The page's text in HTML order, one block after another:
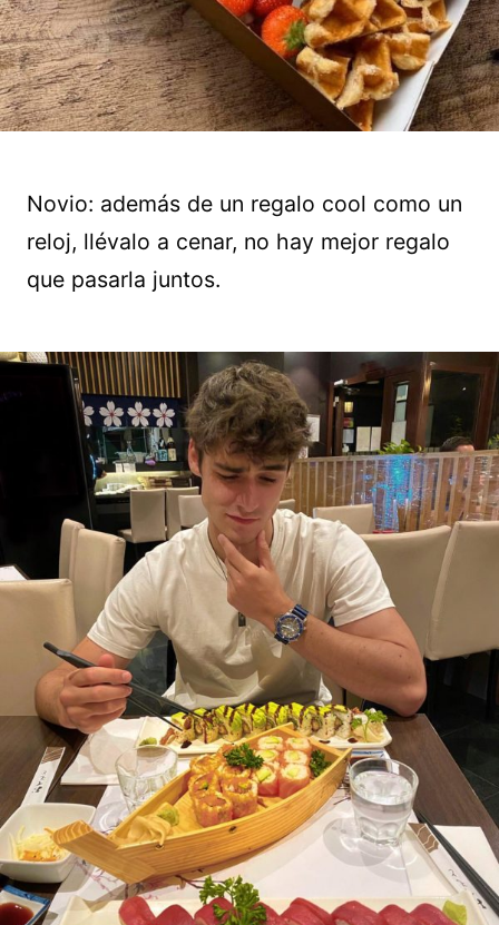
Novio: además de un regalo cool como un
reloj, llévalo a cenar, no hay mejor regalo
que pasarla juntos.